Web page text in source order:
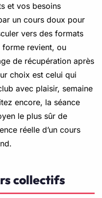
et vos besoins
un cours doux pour
vers des formats
forme revient, ou
de récupération après
choix est celui qui
avec plaisir, semaine
encore, la séance
le plus sûr de
réelle d’un cours
collectifs